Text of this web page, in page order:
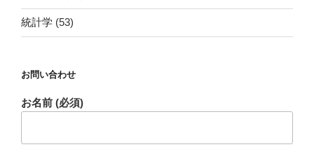
統計学 (53)
お問い合わせ
お名前 (必須)